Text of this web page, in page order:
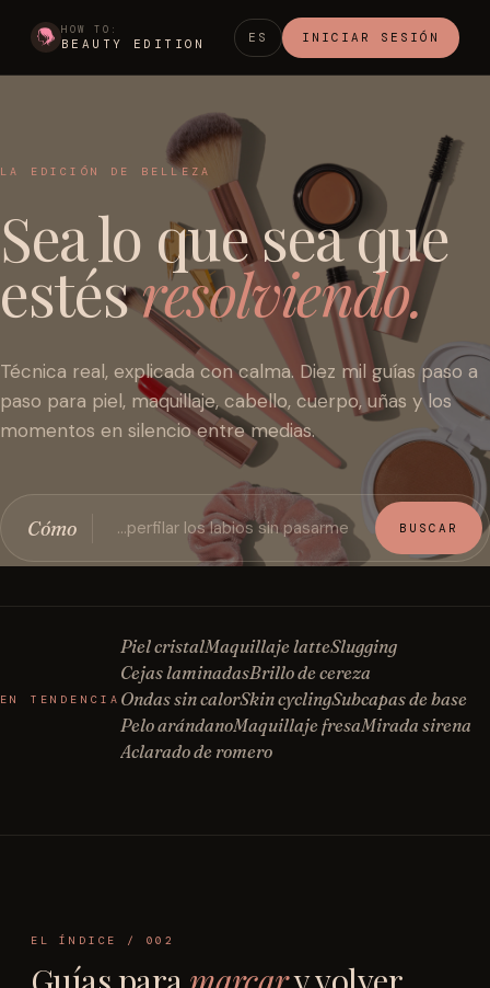
HOW TO:
BEAUTY EDITION ES INICIAR SESIÓN
LA EDICIÓN DE BELLEZA
Sea lo que sea que
estésresolviendo.
Técnica real, explicada con calma. Diez mil guías paso a
paso para piel, maquillaje, cabello, cuerpo, uñas y los
momentos en silencio entre medias.
Cómo BUSCAR
EN TENDENCIA
Piel cristalMaquillaje latteSlugging
Cejas laminadasBrillo de cereza
Ondas sin calorSkin cyclingSubcapas de base
Pelo arándanoMaquillaje fresaMirada sirena
Aclarado de romero
EL ÍNDICE / 002